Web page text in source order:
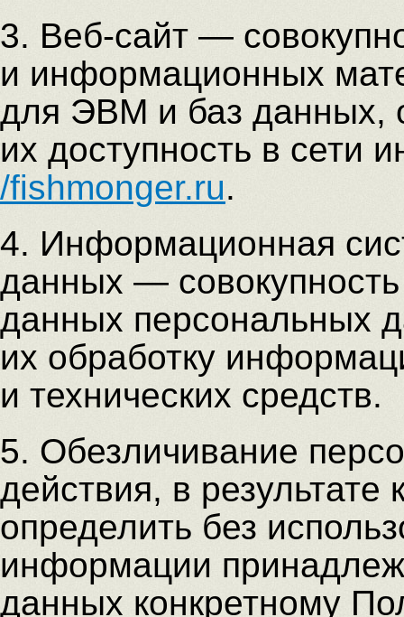
3. Веб-сайт —
и информационных
для ЭВМ и баз данных,
их доступность в сети
/fishmonger.ru.
4. Информационная
данных —
данных персональных
их обработку
и технических средств.
5. Обезличивание
действия, в
определить без
информации
данных конкретному